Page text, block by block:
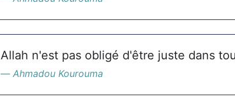
Allah n'est pas obligé d'être juste dans
Ahmadou Kourouma